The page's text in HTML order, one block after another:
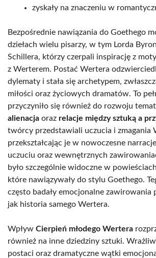
zyskały na znaczeniu w
Bezpośrednie nawiązania do Goethego
dziełach wielu pisarzy, w tym Lorda
Schillera, którzy czerpali inspirację z
z Werterem. Postać Wertera
dylematy i stała się archetypem,
miłości oraz życiowych dramatów. To
przyczyniło się również do rozwoju
alienacja oraz relacje między sztuką a
twórcy przedstawiali uczucia i zmagania
przekształcając je w nowoczesne
uczuciu oraz wewnętrznych
było szczególnie widoczne w
które nawiązywały do stylu Goethego.
często badały emocjonalne zawirowania
jak historia samego Wertera.
Wpływ Cierpień młodego Wertera
również na inne dziedziny sztuki.
postaci oraz dramatyczne wątki